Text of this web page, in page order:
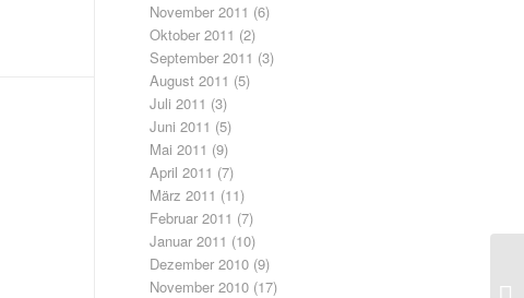
November 2011 (6)
Oktober 2011 (2)
September 2011 (3)
August 2011 (5)
Juli 2011 (3)
Juni 2011 (5)
Mai 2011 (9)
April 2011 (7)
März 2011 (11)
Februar 2011 (7)
Januar 2011 (10)
Dezember 2010 (9)
November 2010 (17)